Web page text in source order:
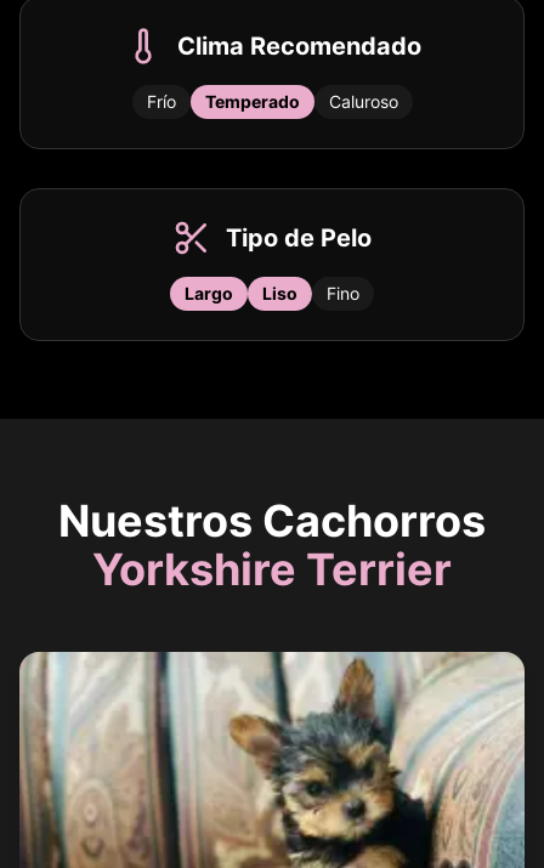
Clima Recomendado
Frío Temperado Caluroso
Tipo de Pelo
Largo Liso Fino
Nuestros Cachorros
Yorkshire Terrier